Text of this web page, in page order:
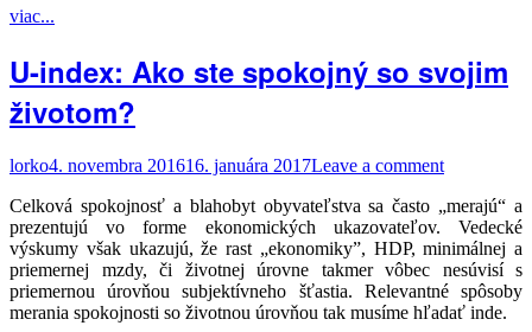
viac...
U-index: Ako ste spokojný so svojim
životom?
lorko4. novembra 201616. januára 2017Leave a comment
Celková spokojnosť a blahobyt obyvateľstva sa často „merajú“ a
prezentujú vo forme ekonomických ukazovateľov. Vedecké
výskumy však ukazujú, že rast „ekonomiky”, HDP, minimálnej a
priemernej mzdy, či životnej úrovne takmer vôbec nesúvisí s
priemernou úrovňou subjektívneho šťastia. Relevantné spôsoby
merania spokojnosti so životnou úrovňou tak musíme hľadať inde.